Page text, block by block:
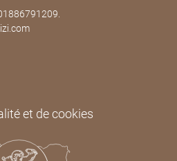
et de cookies